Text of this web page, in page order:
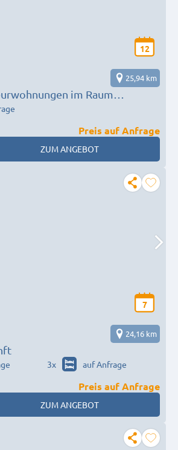
12
im Raum
Olpe/Burbach/Freudenberg/
25,94 km
Preis auf Anfrage
ZUM ANGEBOT
7
24,16 km
3x auf Anfrage
Preis auf Anfrage
ZUM ANGEBOT